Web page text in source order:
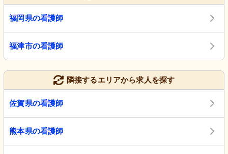
福岡県の看護師
福津市の看護師
隣接するエリアから求人を探す
佐賀県の看護師
熊本県の看護師